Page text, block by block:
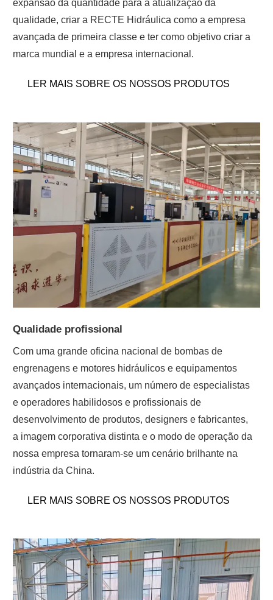
expansão da quantidade para a atualização da
qualidade, criar a RECTE Hidráulica como a empresa
avançada de primeira classe e ter como objetivo criar a
marca mundial e a empresa internacional.
LER MAIS SOBRE OS NOSSOS PRODUTOS
Qualidade profissional
Com uma grande oficina nacional de bombas de
engrenagens e motores hidráulicos e equipamentos
avançados internacionais, um número de especialistas
e operadores habilidosos e profissionais de
desenvolvimento de produtos, designers e fabricantes,
a imagem corporativa distinta e o modo de operação da
nossa empresa tornaram-se um cenário brilhante na
indústria da China.
LER MAIS SOBRE OS NOSSOS PRODUTOS